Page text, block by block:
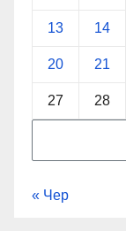
13 14
20 21
27 28
« Чер